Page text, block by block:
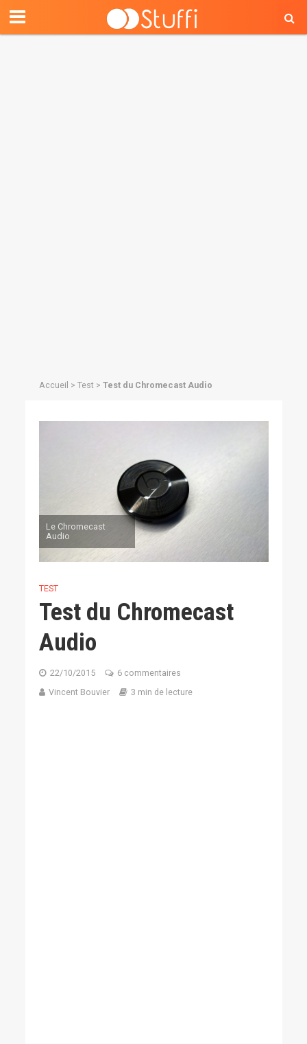
Accueil > Test > Test du Chromecast Audio
Le Chromecast
Audio
TEST
Test du Chromecast
Audio
22/10/2015
6 commentaires
Vincent Bouvier
3 min de lecture